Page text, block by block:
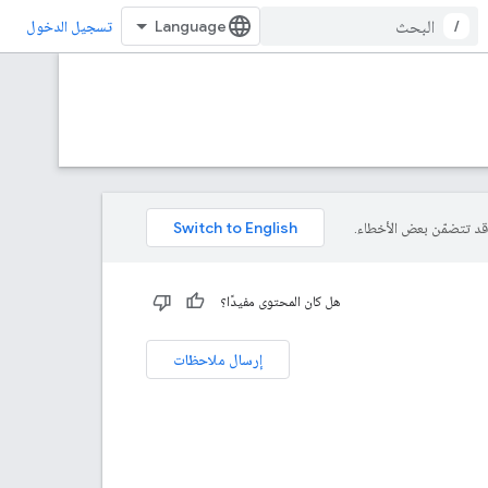
/ تسجيل الدخول
هل كان المحتوى مفيدًا؟
إرسال ملاحظات